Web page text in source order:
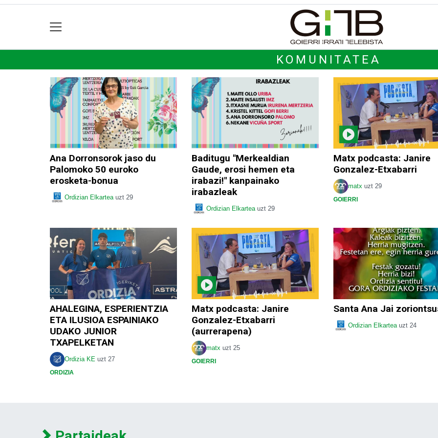
KOMUNITATEA
Ana Dorronsorok jaso du
Palomoko 50 euroko
erosketa-bonua
Ordizian Elkartea uzt 29
Baditugu "Merkealdian
Gaude, erosi hemen eta
irabazi!" kanpainako
irabazleak
Ordizian Elkartea uzt 29
Matx podcasta: Janire
Gonzalez-Etxabarri
matx uzt 29
GOIERRI
AHALEGINA, ESPERIENTZIA
ETA ILUSIOA ESPAINIAKO
UDAKO JUNIOR
TXAPELKETAN
Ordizia KE uzt 27
ORDIZIA
Matx podcasta: Janire
Gonzalez-Etxabarri
(aurrerapena)
matx uzt 25
GOIERRI
Santa Ana Jai
Ordizian Elkartea uzt 24